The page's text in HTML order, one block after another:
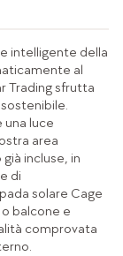
intelligente della
al
Trading sfrutta
una luce
area
incluse, in
di
solare Cage
balcone e
comprovata